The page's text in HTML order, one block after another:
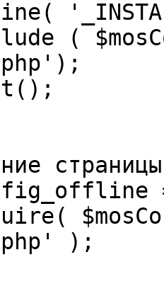
);